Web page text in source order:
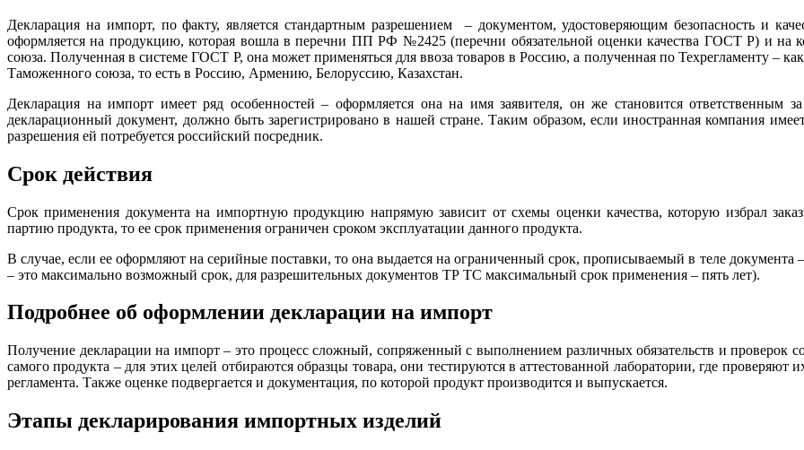
Декларация на импорт, по факту, является стандартным разрешением – документом, удостоверяющим безопасность и
оформляется на продукцию, которая вошла в перечни ПП РФ №2425 (перечни обязательной оценки качества ГОСТ Р) и на
союза. Полученная в системе ГОСТ Р, она может применяться для ввоза товаров в Россию, а полученная по Техрегламенту –
Таможенного союза, то есть в Россию, Армению, Белоруссию, Казахстан.
Декларация на импорт имеет ряд особенностей – оформляется она на имя заявителя, он же становится ответственным
декларационный документ, должно быть зарегистрировано в нашей стране. Таким образом, если иностранная компания
разрешения ей потребуется российский посредник.
Срок действия
Срок применения документа на импортную продукцию напрямую зависит от схемы оценки качества, которую избрал
партию продукта, то ее срок применения ограничен сроком эксплуатации данного продукта.
В случае, если ее оформляют на серийные поставки, то она выдается на ограниченный срок, прописываемый в теле
– это максимально возможный срок, для разрешительных документов ТР ТС максимальный срок применения – пять лет).
Подробнее об оформлении декларации на импорт
Получение декларации на импорт – это процесс сложный, сопряженный с выполнением различных обязательств и проверок
самого продукта – для этих целей отбираются образцы товара, они тестируются в аттестованной лаборатории, где проверяют
регламента. Также оценке подвергается и документация, по которой продукт производится и выпускается.
Этапы декларирования импортных изделий